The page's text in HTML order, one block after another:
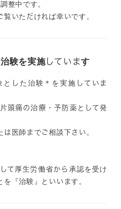
整中です。
いただければ幸いです。
験を実施しています
した治験＊を実施していま
頭痛の治療・予防薬として発
医師までご相談下さい。
て厚生労働省から承認を受け
『治験』といいます。